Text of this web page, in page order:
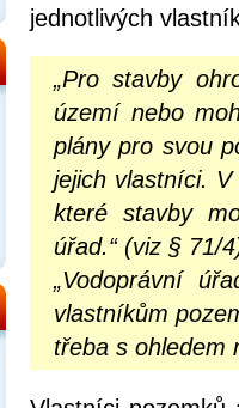
jednotlivých
„Pro stavby
území nebo
plány pro svou
jejich vlastníci.
které stavby
úřad.“ (viz § 71/
„Vodoprávní
vlastníkům
třeba s ohledem